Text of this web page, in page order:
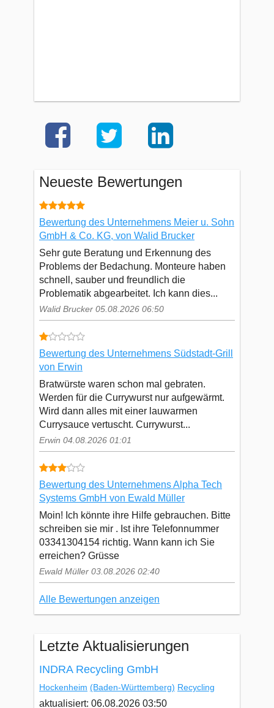
Neueste Bewertungen
Bewertung des Unternehmens Meier u. Sohn
GmbH & Co. KG, von Walid Brucker
Sehr gute Beratung und Erkennung des
Problems der Bedachung. Monteure haben
schnell, sauber und freundlich die
Problematik abgearbeitet. Ich kann dies...
Walid Brucker 05.08.2026 06:50
Bewertung des Unternehmens Südstadt-Grill
von Erwin
Bratwürste waren schon mal gebraten.
Werden für die Currywurst nur aufgewärmt.
Wird dann alles mit einer lauwarmen
Currysauce vertuscht. Currywurst...
Erwin 04.08.2026 01:01
Bewertung des Unternehmens Alpha Tech
Systems GmbH von Ewald Müller
Moin! Ich könnte ihre Hilfe gebrauchen. Bitte
schreiben sie mir . Ist ihre Telefonnummer
03341304154 richtig. Wann kann ich Sie
erreichen? Grüsse
Ewald Müller 03.08.2026 02:40
Alle Bewertungen anzeigen
Letzte Aktualisierungen
INDRA Recycling GmbH
Hockenheim (Baden-Württemberg) Recycling
aktualisiert: 06.08.2026 03:50